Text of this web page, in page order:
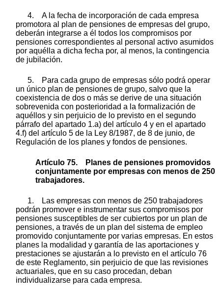
4. A la fecha de incorporación de cada empresa
promotora al plan de pensiones de empresas del grupo,
deberán integrarse a él todos los compromisos por
pensiones correspondientes al personal activo asumidos
por aquélla a dicha fecha por, al menos, la contingencia
de jubilación.
5. Para cada grupo de empresas sólo podrá operar
un único plan de pensiones de grupo, salvo que la
coexistencia de dos o más se derive de una situación
sobrevenida con posterioridad a la formalización de
aquéllos y sin perjuicio de lo previsto en el segundo
párrafo del apartado 1.a) del artículo 4 y en el apartado
4.f) del artículo 5 de la Ley 8/1987, de 8 de junio, de
Regulación de los planes y fondos de pensiones.
Artículo 75. Planes de pensiones promovidos
conjuntamente por empresas con menos de 250
trabajadores.
1. Las empresas con menos de 250 trabajadores
podrán promover e instrumentar sus compromisos por
pensiones susceptibles de ser cubiertos por un plan de
pensiones, a través de un plan del sistema de empleo
promovido conjuntamente por varias empresas. En estos
planes la modalidad y garantía de las aportaciones y
prestaciones se ajustarán a lo previsto en el artículo 76
de este Reglamento, sin perjuicio de que las revisiones
actuariales, que en su caso procedan, deban
individualizarse para cada empresa.